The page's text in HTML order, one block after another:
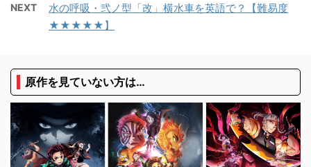
NEXT
水の呼吸・弐ノ型「改」横水車を英語で？【難易度
★★★★★】
原作を見ていない方は…